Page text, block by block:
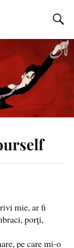
mie, ar fi
porţi,
pe care mi-o